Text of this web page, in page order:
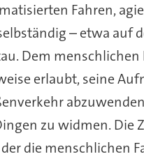
Fahren,
– etwa auf
Dem menschlichen
erlaubt, seine
zu widmen. Die
die menschlichen